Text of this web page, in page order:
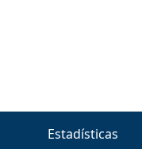
Estadísticas